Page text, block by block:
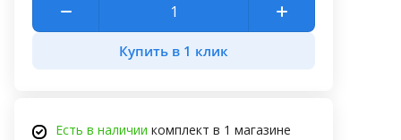
Купить в 1 клик
Есть в наличии комплект в 1 магазине